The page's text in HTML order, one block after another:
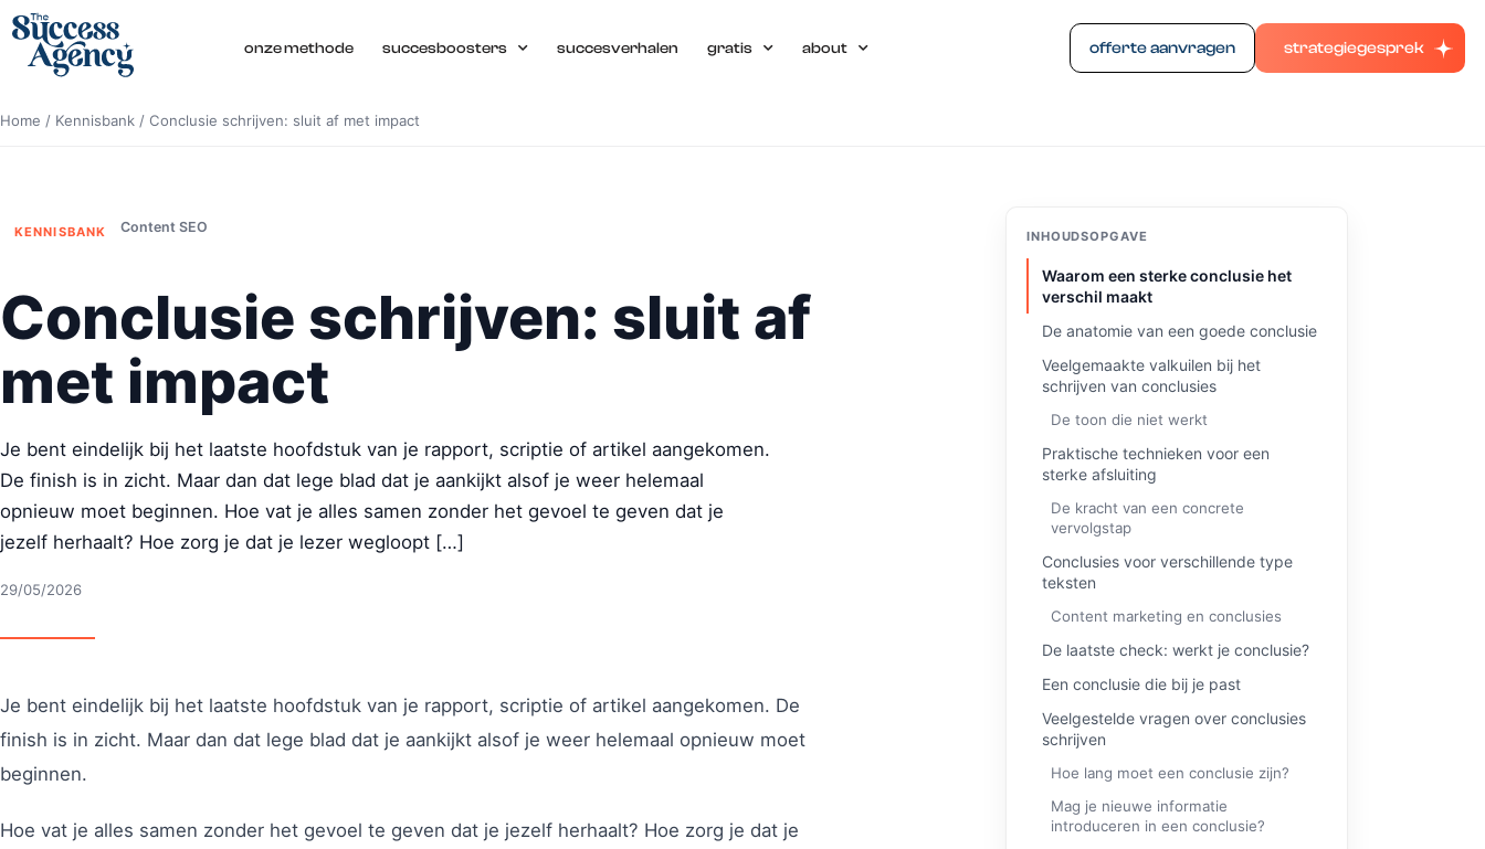
onze methode succesboosters succesverhalen gratis about offerte aanvragen strategiegesprek
Home / Kennisbank / Conclusie schrijven: sluit af met impact
KENNISBANK Content SEO
Conclusie schrijven: sluit af
met impact
Je bent eindelijk bij het laatste hoofdstuk van je rapport, scriptie of artikel aangekomen.
De finish is in zicht. Maar dan dat lege blad dat je aankijkt alsof je weer helemaal
opnieuw moet beginnen. Hoe vat je alles samen zonder het gevoel te geven dat je
jezelf herhaalt? Hoe zorg je dat je lezer wegloopt […]
29/05/2026
Je bent eindelijk bij het laatste hoofdstuk van je rapport, scriptie of artikel aangekomen. De
finish is in zicht. Maar dan dat lege blad dat je aankijkt alsof je weer helemaal opnieuw moet
beginnen.
Hoe vat je alles samen zonder het gevoel te geven dat je jezelf herhaalt? Hoe zorg je dat je
INHOUDSOPGAVE
Waarom een sterke conclusie het
verschil maakt
De anatomie van een goede conclusie
Veelgemaakte valkuilen bij het
schrijven van conclusies
De toon die niet werkt
Praktische technieken voor een
sterke afsluiting
De kracht van een concrete
vervolgstap
Conclusies voor verschillende type
teksten
Content marketing en conclusies
De laatste check: werkt je conclusie?
Een conclusie die bij je past
Veelgestelde vragen over conclusies
schrijven
Hoe lang moet een conclusie zijn?
Mag je nieuwe informatie
introduceren in een conclusie?